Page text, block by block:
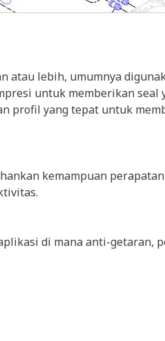
atau lebih, umumnya
untuk memberikan seal
profil yang tepat untuk
kemampuan
di mana anti-getaran,